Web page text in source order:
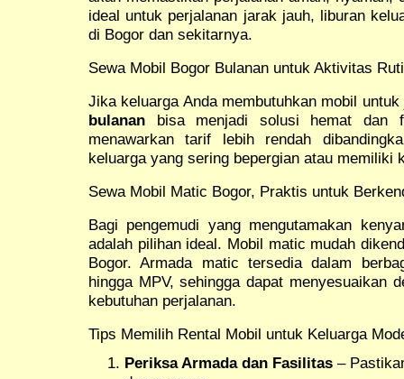
ideal untuk perjalanan jarak jauh, liburan
di Bogor dan sekitarnya.
Sewa Mobil Bogor Bulanan untuk Aktivitas
Jika keluarga Anda membutuhkan mobil
bulanan bisa menjadi solusi hemat dan
menawarkan tarif lebih rendah
keluarga yang sering bepergian atau memiliki
Sewa Mobil Matic Bogor, Praktis untuk
Bagi pengemudi yang mengutamakan
adalah pilihan ideal. Mobil matic mudah
Bogor. Armada matic tersedia dalam
hingga MPV, sehingga dapat menyesuaikan
kebutuhan perjalanan.
Tips Memilih Rental Mobil untuk Keluarga
Periksa Armada dan Fasilitas –